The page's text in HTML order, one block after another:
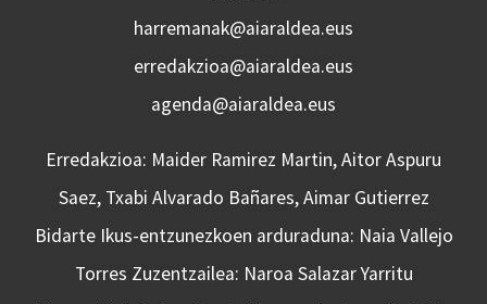
harremanak@aiaraldea.eus
erredakzioa@aiaraldea.eus
agenda@aiaraldea.eus
Erredakzioa: Maider Ramirez Martin, Aitor Aspuru
Saez, Txabi Alvarado Bañares, Aimar Gutierrez
Bidarte Ikus-entzunezkoen arduraduna: Naia Vallejo
Torres Zuzentzailea: Naroa Salazar Yarritu